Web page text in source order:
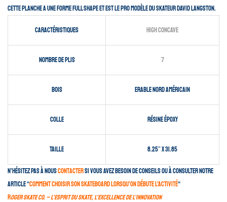
Cette planche a une forme full shape et est le pro modèle du skateur David Langston.
Caractéristiques High Concave
Nombre de plis 7
Bois Erable nord américain
Colle Résine époxy
Taille 8.25″ x 31.85
N’hésitez pas à nouscontactersi vous avez besoin de conseils ou à consulter notre
article “comment choisir son skateboard lorsqu’on débute l’activité“
Roger Skate Co. – L’esprit du skate, l’excellence de l’innovation